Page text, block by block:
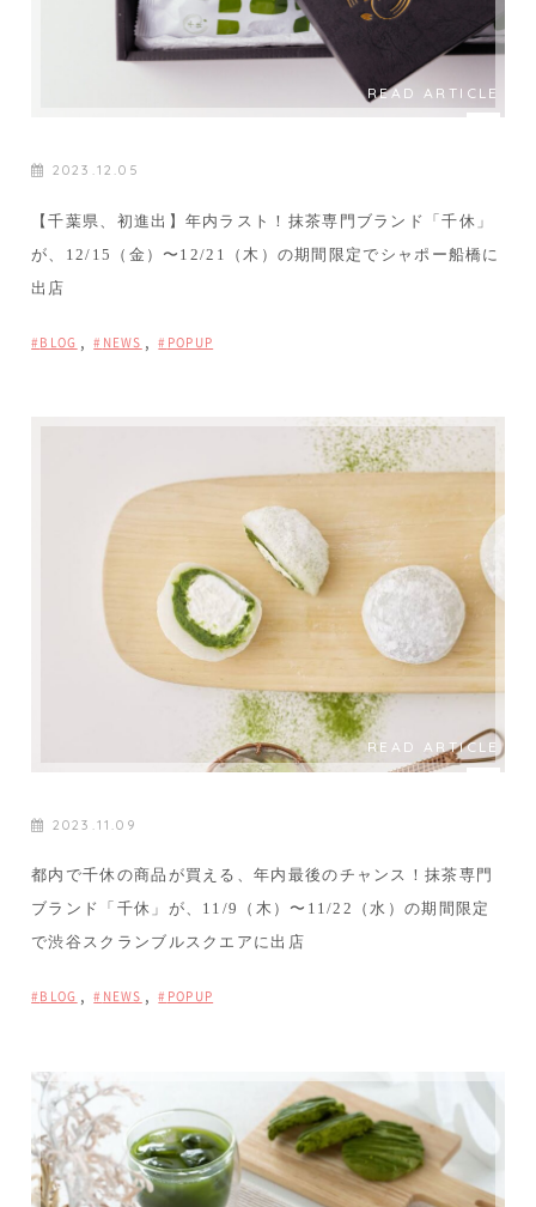
READ ARTICLE
2023.12.05
【千葉県、初進出】年内ラスト！抹茶専門ブランド「千休」
が、12/15（金）〜12/21（木）の期間限定でシャポー船橋に
出店
BLOG NEWS POPUP
READ ARTICLE
2023.11.09
都内で千休の商品が買える、年内最後のチャンス！抹茶専門
ブランド「千休」が、11/9（木）〜11/22（水）の期間限定
で渋谷スクランブルスクエアに出店
BLOG , NEWS , POPUP